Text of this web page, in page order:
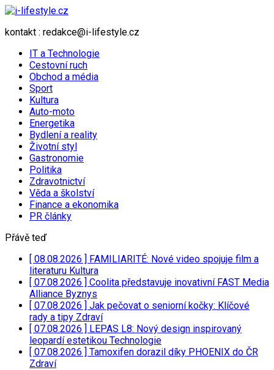
kontakt : redakce@i-lifestyle.cz
IT a Technologie
Cestovní ruch
Obchod a média
Sport
Kultura
Auto-moto
Energetika
Bydlení a reality
Životní styl
Gastronomie
Politika
Zdravotnictví
Věda a školství
Finance a ekonomika
PR články
Přávě teď
[ 08.08.2026 ] FAMILIARITÉ: Nové video spojuje film a
literaturu Kultura
[ 07.08.2026 ] Coolita představuje inovativní FAST Media
Alliance Byznys
[ 07.08.2026 ] Jak pečovat o seniorní kočky: Klíčové
rady a tipy Zdraví
[ 07.08.2026 ] LEPAS L8: Nový design inspirovaný
leopardí estetikou Technologie
[ 07.08.2026 ] Tamoxifen dorazil díky PHOENIX do ČR
Zdraví